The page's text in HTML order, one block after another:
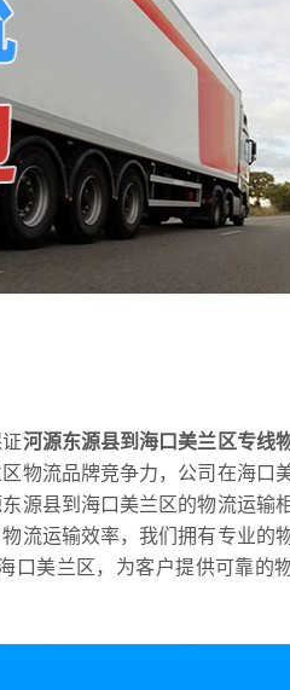
河源东源县到海口美兰区专线
物流品牌竞争力，公司在海口
源县到海口美兰区的物流运输
流运输效率，我们拥有专业的
口美兰区，为客户提供可靠的